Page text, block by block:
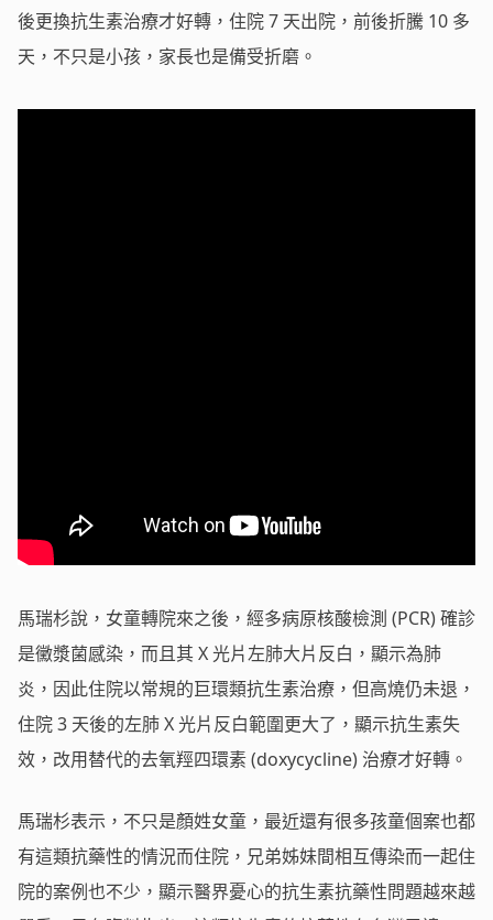
後更換抗生素治療才好轉，住院 7 天出院，前後折騰 10 多
天，不只是小孩，家長也是備受折磨。
馬瑞杉說，女童轉院來之後，經多病原核酸檢測 (PCR) 確診
是黴漿菌感染，而且其 X 光片左肺大片反白，顯示為肺
炎，因此住院以常規的巨環類抗生素治療，但高燒仍未退，
住院 3 天後的左肺 X 光片反白範圍更大了，顯示抗生素失
效，改用替代的去氧羥四環素 (doxycycline) 治療才好轉。
馬瑞杉表示，不只是顏姓女童，最近還有很多孩童個案也都
有這類抗藥性的情況而住院，兄弟姊妹間相互傳染而一起住
院的案例也不少，顯示醫界憂心的抗生素抗藥性問題越來越